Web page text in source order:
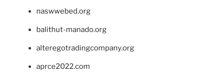
naswwebed.org
balithut-manado.org
alteregotradingcompany.org
aprce2022.com